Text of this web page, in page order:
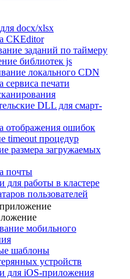
docx/xlsx
CKEditor
заданий по таймеру
библиотек js
локального CDN
сервиса печати
DLL для смарт-
отображения ошибок
timeout процедур
размера загружаемых
почты
для работы в кластере
пользователей
мобильного
шаблоны
устройств
для iOS-приложения